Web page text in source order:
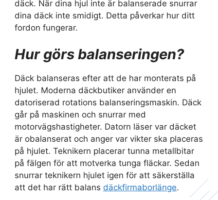
däck. När dina hjul inte är balanserade snurrar
dina däck inte smidigt. Detta påverkar hur ditt
fordon fungerar.
Hur görs balanseringen?
Däck balanseras efter att de har monterats på
hjulet. Moderna däckbutiker använder en
datoriserad rotations balanseringsmaskin. Däck
går på maskinen och snurrar med
motorvägshastigheter. Datorn läser var däcket
är obalanserat och anger var vikter ska placeras
på hjulet. Teknikern placerar tunna metallbitar
på fälgen för att motverka tunga fläckar. Sedan
snurrar teknikern hjulet igen för att säkerställa
att det har rätt balans däckfirmaborlänge.